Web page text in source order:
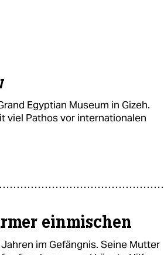
Egyptian Museum in Gizeh.
viel Pathos vor internationalen
einmischen
im Gefängnis. Seine Mutter